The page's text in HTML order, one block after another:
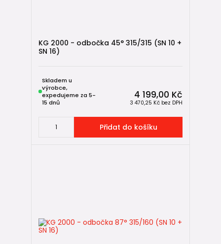
KG 2000 - odbočka 45° 315/315 (SN 10 +
SN 16)
4 199,00 Kč
3 470,25 Kč bez DPH
Skladem u
výrobce,
expedujeme za 5-
15 dnů
Přidat do košíku